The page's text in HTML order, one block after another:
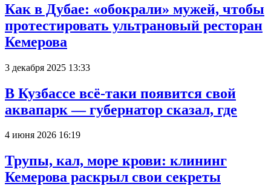
Как в Дубае: «обокрали» мужей, чтобы
протестировать ультрановый ресторан
Кемерова
3 декабря 2025 13:33
В Кузбассе всё-таки появится свой
аквапарк — губернатор сказал, где
4 июня 2026 16:19
Трупы, кал, море крови: клининг
Кемерова раскрыл свои секреты